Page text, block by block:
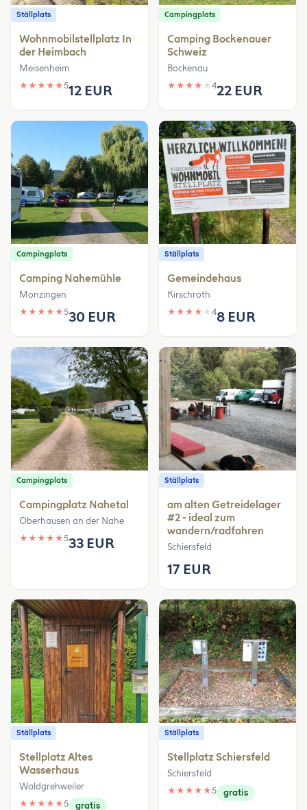
Ställplats
Wohnmobilstellplatz In
der Heimbach
Meisenheim
★ ★ ★ ★ ★512 EUR
Campingplats
Camping Bockenauer
Schweiz
Bockenau
★ ★ ★ ★ ★ 422 EUR
Campingplats
Camping Nahemühle
Monzingen
★ ★ ★ ★ ★530 EUR
Ställplats
Gemeindehaus
Kirschroth
★ ★ ★ ★ ★ 48 EUR
Campingplats
Campingplatz Nahetal
Oberhausen an der Nahe
★ ★ ★ ★ ★533 EUR
Ställplats
am alten Getreidelager
#2 - ideal zum
wandern/radfahren
Schiersfeld
17 EUR
Ställplats
Stellplatz Altes
Wasserhaus
Waldgrehweiler
★ ★ ★ ★ ★5 gratis
Ställplats
Stellplatz Schiersfeld
Schiersfeld
★ ★ ★ ★ ★5 gratis